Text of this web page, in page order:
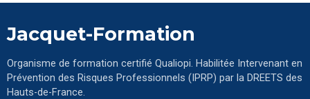
Jacquet-Formation
Organisme de formation certifié Qualiopi. Habilitée Intervenant en
Prévention des Risques Professionnels (IPRP) par la DREETS des
Hauts-de-France.